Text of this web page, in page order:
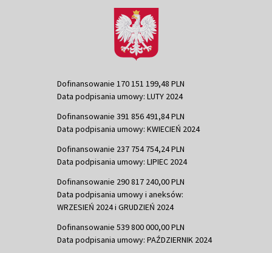
Dofinansowanie 170 151 199,48 PLN
Data podpisania umowy: LUTY 2024
Dofinansowanie 391 856 491,84 PLN
Data podpisania umowy: KWIECIEŃ 2024
Dofinansowanie 237 754 754,24 PLN
Data podpisania umowy: LIPIEC 2024
Dofinansowanie 290 817 240,00 PLN
Data podpisania umowy i aneksów:
WRZESIEŃ 2024 i GRUDZIEŃ 2024
Dofinansowanie 539 800 000,00 PLN
Data podpisania umowy: PAŹDZIERNIK 2024